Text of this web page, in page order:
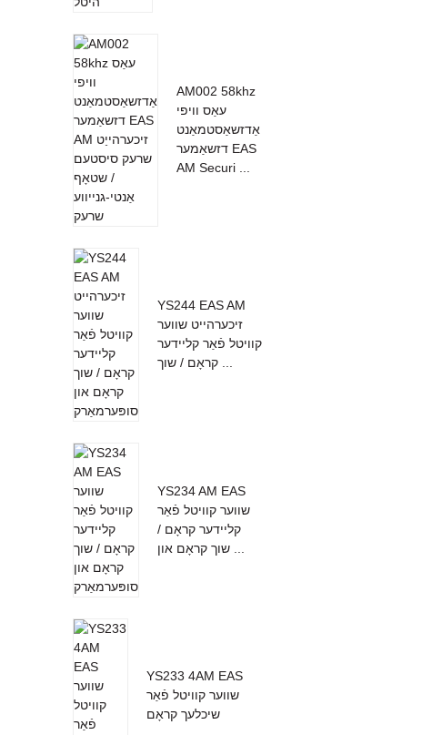
AM002 58khz
עאַס וויפי
אַדזשאַסטמאַנט
דזשאַמער EAS
AM Securi ...
YS244 EAS AM
זיכערהייט שווער
קוויטל פֿאַר קליידער
קראָם / שוך ...
YS234 AM EAS
שווער קוויטל פֿאַר
קליידער קראָם /
שוך קראָם און ...
YS233 4AM EAS
שווער קוויטל פֿאַר
שיכלעך קראָם